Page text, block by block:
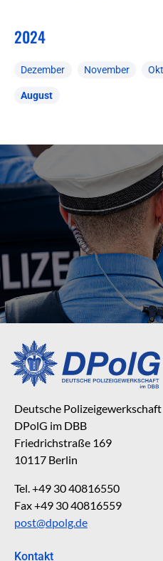
2024
Dezember November
August
Deutsche Polizeigewerkschaft
DPolG im DBB
Friedrichstraße 169
10117 Berlin
Tel. +49 30 40816550
Fax +49 30 40816559
post@dpolg.de
Kontakt